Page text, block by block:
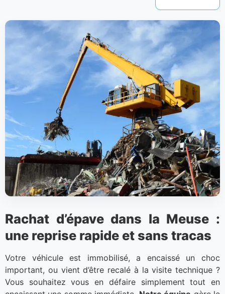
Rachat d’épave dans la Meuse :
une reprise rapide et sans tracas
Votre véhicule est immobilisé, a encaissé un choc
important, ou vient d’être recalé à la visite technique ?
Vous souhaitez vous en défaire simplement tout en